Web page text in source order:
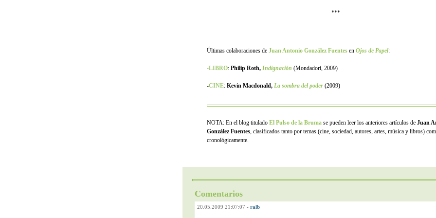
***
Últimas colaboraciones de Juan Antonio González Fuentes en Ojos de Papel:
-LIBRO: Philip Roth, Indignación (Mondadori, 2009)
-CINE: Kevin Macdonald, La sombra del poder (2009)
NOTA: En el blog titulado El Pulso de la Bruma se pueden leer los anteriores artículos de Juan
González Fuentes, clasificados tanto por temas (cine, sociedad, autores, artes, música y libros)
cronológicamente.
Comentarios
20.05.2009 21:07:07 - ralb